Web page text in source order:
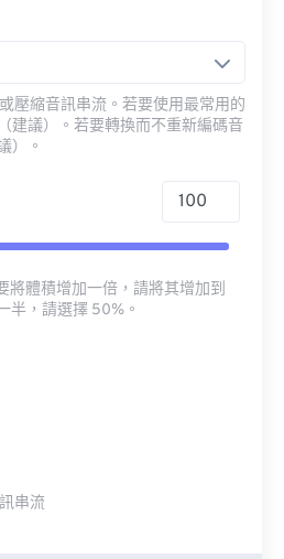
壓縮音訊串流。若要使用最常用的
建議）。若要轉換而不重新編碼音
）。
將體積增加一倍，請將其增加到
半，請選擇 50%。
串流